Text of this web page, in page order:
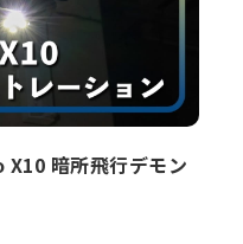
X10 暗所飛行デモン